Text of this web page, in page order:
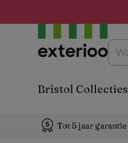
Bristol Collecties
Tot 5 jaar garantie